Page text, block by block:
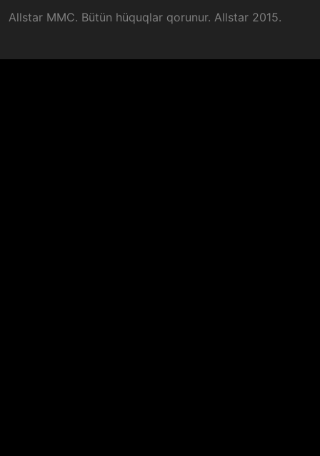
Allstar MMC. Bütün hüquqlar qorunur. Allstar 2015.